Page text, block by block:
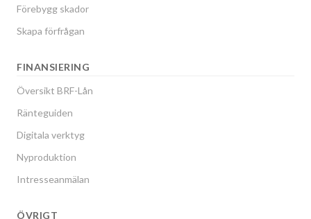
Förebygg skador
Skapa förfrågan
FINANSIERING
Översikt BRF-Lån
Ränteguiden
Digitala verktyg
Nyproduktion
Intresseanmälan
ÖVRIGT